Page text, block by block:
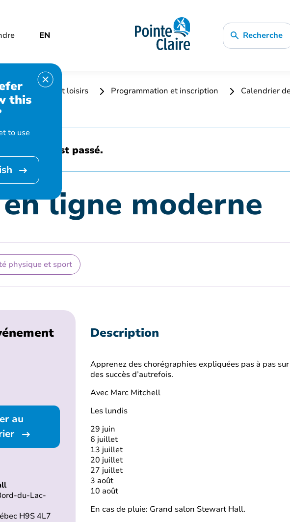
EN Recherche
this
to use
sports et loisirs Programmation et inscription
Calendrier
est passé.
ligne moderne
physique et sport
au
du-Lac-
H9S 4L7
Description
Apprenez des chorégraphies expliquées pas à pas
des succès d’autrefois.
Avec Marc Mitchell
Les lundis
29 juin
6 juillet
13 juillet
20 juillet
27 juillet
3 août
10 août
En cas de pluie: Grand salon Stewart Hall.